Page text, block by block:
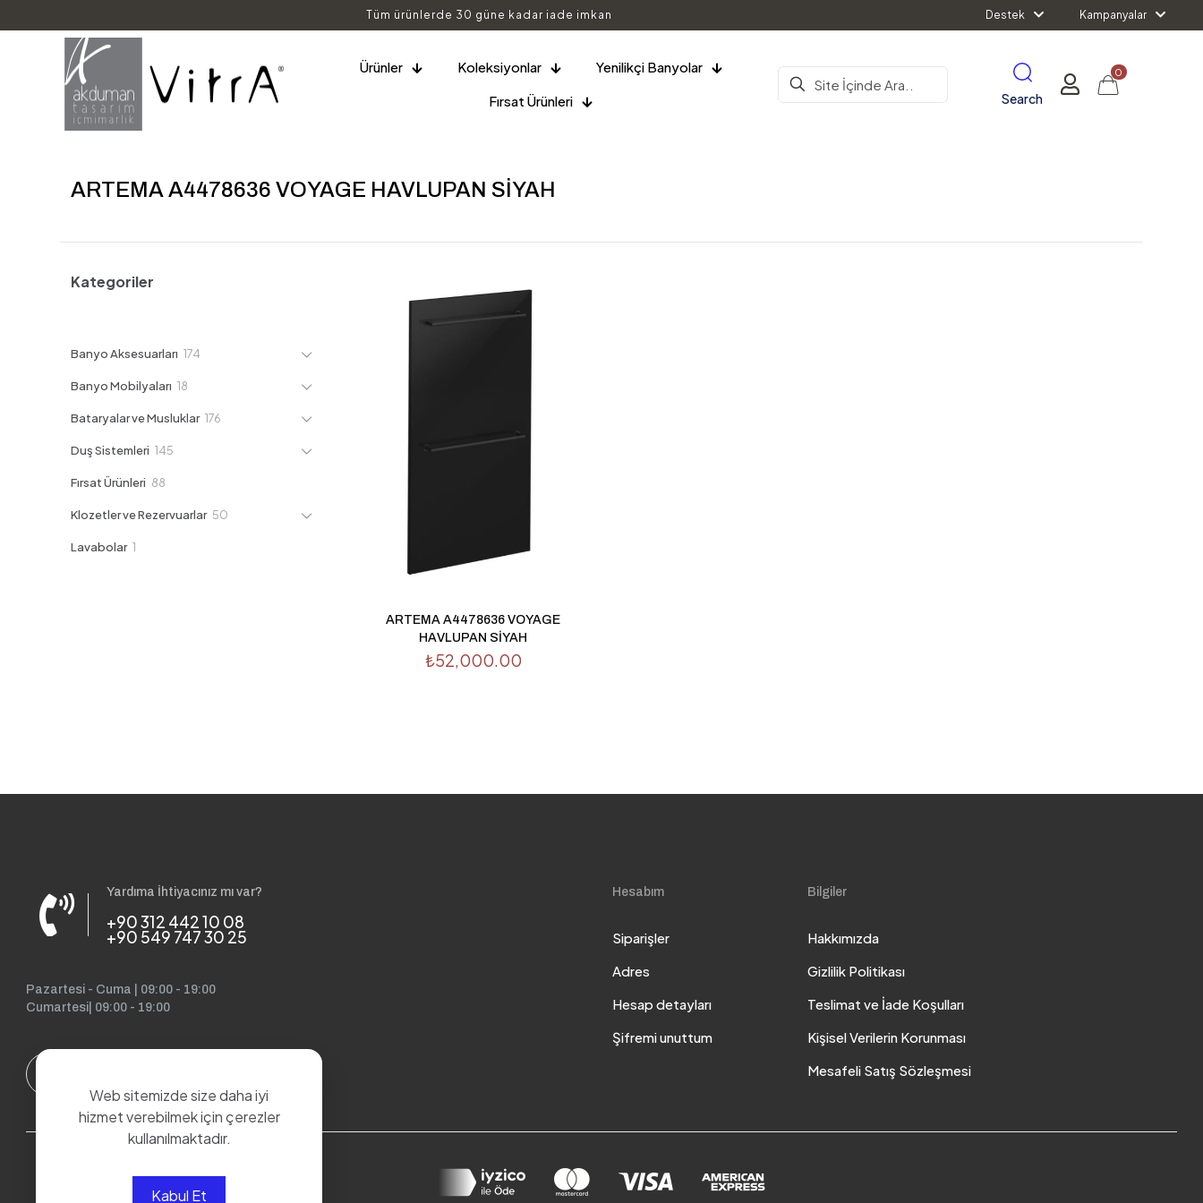
Tüm ürünlerde 30 güne kadar iade imkan Destek Kampanyalar
Ürünler Koleksiyonlar
Yenilikçi Banyolar
Fırsat Ürünleri
Search
0
ARTEMA A4478636 VOYAGE HAVLUPAN SİYAH
Kategoriler
Banyo Aksesuarları 174
Banyo Mobilyaları 18
Bataryalar ve Musluklar 176
Duş Sistemleri 145
Fırsat Ürünleri 88
Klozetler ve Rezervuarlar 50
Lavabolar 1
ARTEMA A4478636 VOYAGE
HAVLUPAN SİYAH
₺52,000.00
Yardıma İhtiyacınız mı var?
+90 312 442 10 08
+90 549 747 30 25
Pazartesi - Cuma | 09:00 - 19:00
Cumartesi| 09:00 - 19:00
Hesabım
Siparişler
Adres
Hesap detayları
Şifremi unuttum
Bilgiler
Hakkımızda
Gizlilik Politikası
Teslimat ve İade Koşulları
Kişisel Verilerin Korunması
Mesafeli Satış Sözleşmesi
Web sitemizde size daha iyi
hizmet verebilmek için çerezler
kullanılmaktadır.
Kabul Et